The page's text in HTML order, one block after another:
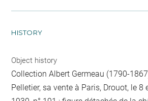
HISTORY
Object history
Collection Albert Germeau (1790-
Pelletier, sa vente à Paris, Drouot, le 8